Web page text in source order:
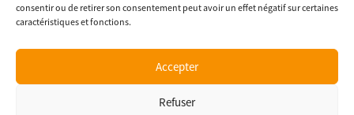
consentir ou de retirer son consentement peut avoir un effet négatif sur certaines
caractéristiques et fonctions.
Accepter
Refuser
Consulter les conditions générales de ventes
Copyright © 2026 |Mentions légales